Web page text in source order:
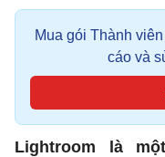
Mua gói Thành
cáo và
Lightroom là